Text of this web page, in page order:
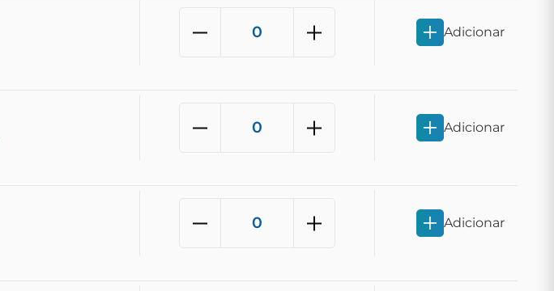
Adicionar
Adicionar
Adicionar